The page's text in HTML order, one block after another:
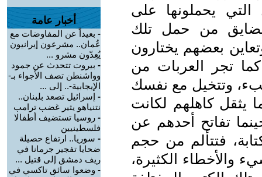
التي يحملونها على
من حمل تلك
بعضهم يختارون
تجر العربات من
وتتخيل مع نفسك
يثقل كاهلهم لكانت
تفاتح أحدهم عن
فتتألم من حجم
والأخطاء الكثيرة،
أخبار عامة
- بعيداً عن المفاوضات مع
عُمان.. مشرعون إيرانيون
يُعِدّون مشرو ...
- بيروت تتحدث عن جمود
وواشنطن تصف الأجواء بـ-
الإيجابية-.. إلى ...
- إسرائيل تصعد بلبنان..
نتنياهو يثير غضب ترامب
- روسيا تستضيف أطفالا
فلسطينيين
- سوريا.. ارتفاع حصيلة
ضحايا تفجير جرمانا في
ريف دمشق إلى قتيل ...
- وضعوا سائق تاكسي في